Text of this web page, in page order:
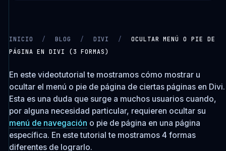
CARGANDO VIDEO…
INICIO / BLOG / DIVI /
OCULTAR MENÚ O PIE DE
PÁGINA EN DIVI (3 FORMAS)
En este videotutorial te mostramos cómo mostrar u
ocultar el menú o pie de página de ciertas páginas en Divi.
Esta es una duda que surge a muchos usuarios cuando,
por alguna necesidad particular, requieren ocultar su
menú de navegación o pie de página en una página
específica. En este tutorial te mostramos 4 formas
diferentes de lograrlo.